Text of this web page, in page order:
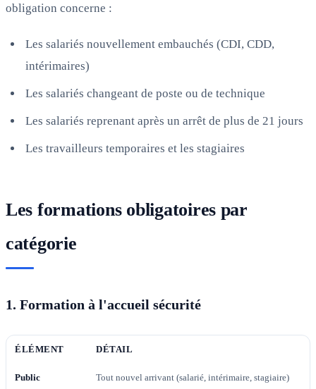
obligation concerne :
Les salariés nouvellement embauchés (CDI, CDD,
intérimaires)
Les salariés changeant de poste ou de technique
Les salariés reprenant après un arrêt de plus de 21 jours
Les travailleurs temporaires et les stagiaires
Les formations obligatoires par
catégorie
1. Formation à l'accueil sécurité
ÉLÉMENT DÉTAIL
Public Tout nouvel arrivant (salarié, intérimaire, stagiaire)